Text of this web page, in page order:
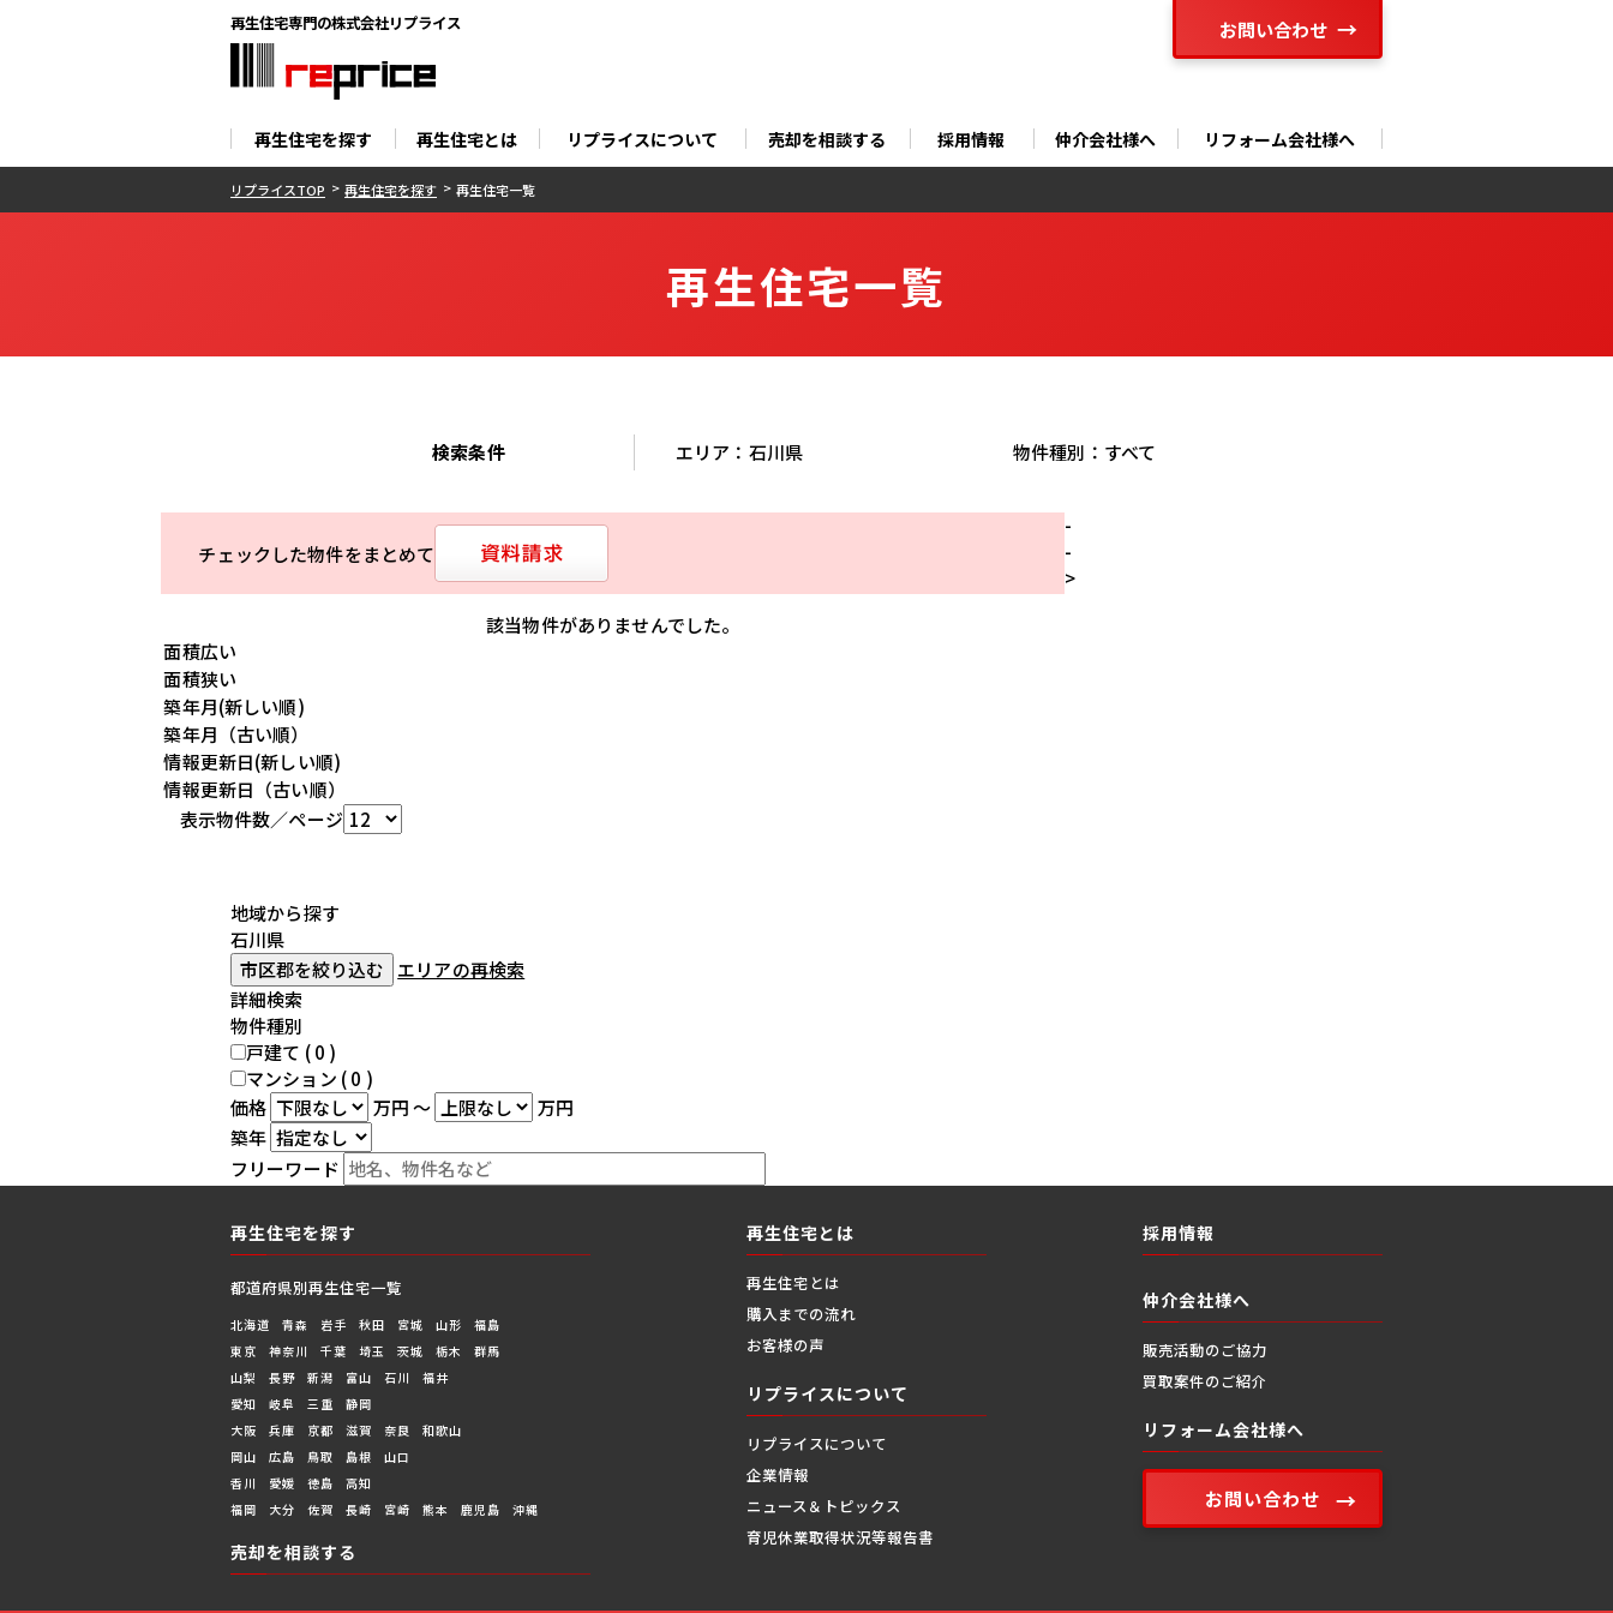
再生住宅専門の株式会社リプライス お問い合わせ
再生住宅を探す 再生住宅とは リプライスについて 売却を相談する 採用情報 仲介会社様へ リフォーム会社様へ
リプライスTOP 再生住宅を探す 再生住宅一覧
再生住宅一覧
検索条件 エリア： 石川県 物件種別： すべて
チェックした物件をまとめて
該当物件がありませんでした。
表示物件数／ページ
-
-
>
地域から探す
石川県
市区郡を絞り込む
エリアの再検索
詳細検索
物件種別
戸建て ( 0 )
マンション ( 0 )
価格
万円～
万円
築年
フリーワード
再生住宅を探す
都道府県別再生住宅一覧
北海道 青森 岩手 秋田 宮城 山形
福島
東京
神奈川 千葉 埼玉 茨城 栃木
群馬
山梨
長野 新潟 富山 石川
福井
愛知
岐阜 三重
静岡
大阪
兵庫 京都 滋賀 奈良
和歌山
岡山
広島 鳥取 島根
山口
香川
愛媛 徳島
高知
福岡
大分 佐賀 長崎 宮崎 熊本 鹿児島 沖縄
売却を相談する
再生住宅とは
再生住宅とは
購入までの流れ
お客様の声
リプライスについて
リプライスについて
企業情報
ニュース＆トピックス
育児休業取得状況等報告書
採用情報
仲介会社様へ
販売活動のご協力
買取案件のご紹介
リフォーム会社様へ
お問い合わせ